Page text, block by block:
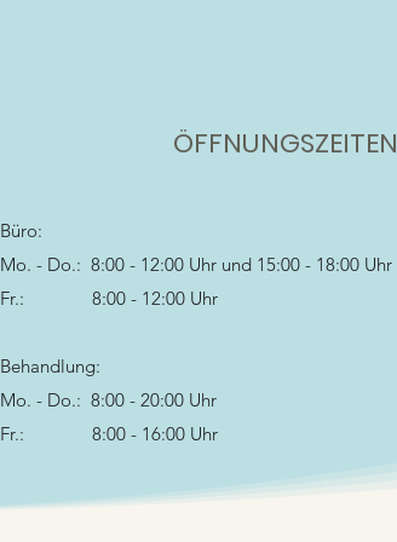
ÖFFNUNGSZEITEN
Büro:
Mo. - Do.: 8:00 - 12:00 Uhr und 15:00 - 18:00 Uhr
Fr.: 8:00 - 12:00 Uhr
Behandlung:
Mo. - Do.: 8:00 - 20:00 Uhr
Fr.: 8:00 - 16:00 Uhr